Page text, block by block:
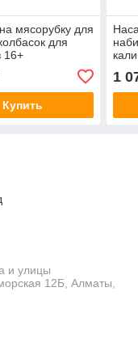
мясорубку для
для
16+
Купить
1
и улицы
12Б, Алматы,